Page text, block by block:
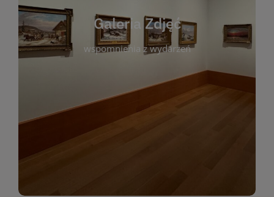
Galeria Zdjęć
wspomnienia z wydarzeń
którym można zobaczyć, jak żyje nasza biblioteka
i jej społeczność. Zdjęcia dokumentują zarówno
uroczyste chwile, jak i codzienne aktywności
czytelników. Regularnie dodajemy nowe galerie,
by każdy mógł powrócić do wyjątkowych
momentów. Zapraszamy do obejrzenia,
wspominania i inspirowania się!